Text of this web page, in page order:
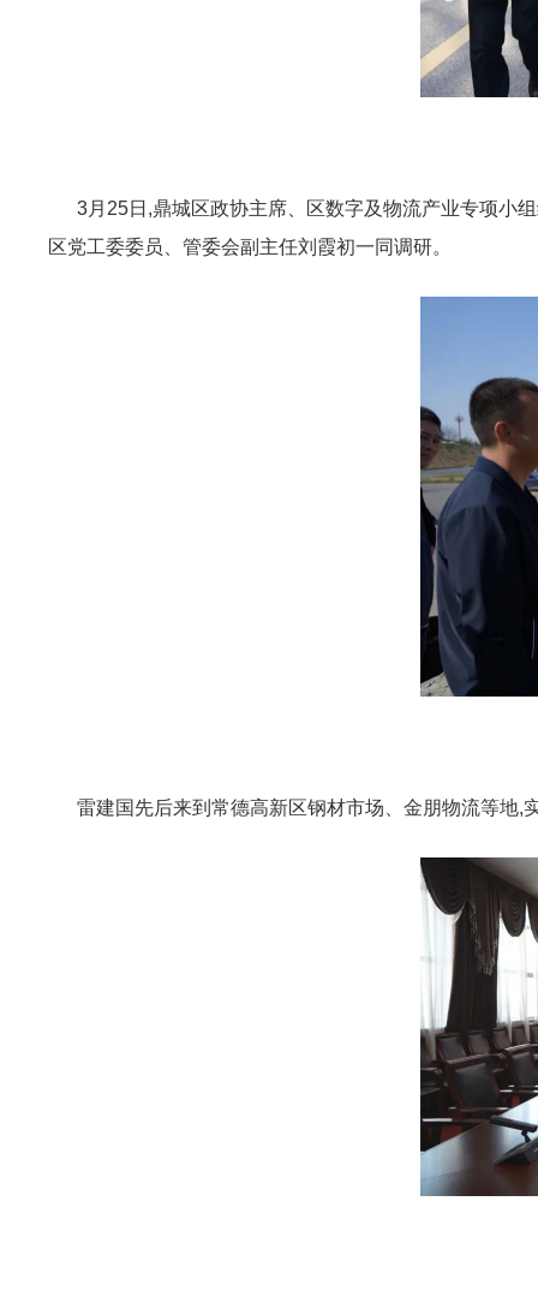
3月25日,鼎城区政协主席、区数字及物流产业专项小
区党工委委员、管委会副主任刘霞初一同调研。
雷建国先后来到常德高新区钢材市场、金朋物流等地,